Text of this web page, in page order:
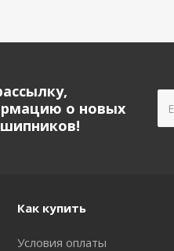
о новых
Как купить
Условия оплаты